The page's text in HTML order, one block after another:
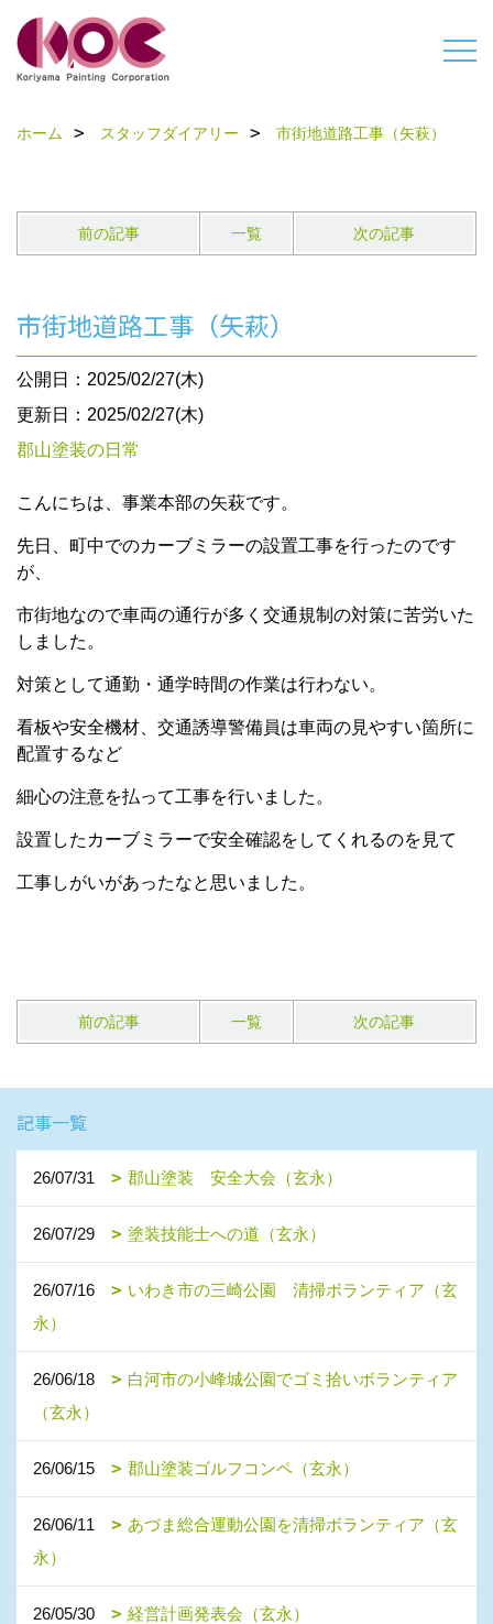
ホーム スタッフダイアリー 市街地道路工事（矢萩）
前の記事 一覧 次の記事
市街地道路工事（矢萩）
公開日：2025/02/27(木)
更新日：2025/02/27(木)
郡山塗装の日常
こんにちは、事業本部の矢萩です。
先日、町中でのカーブミラーの設置工事を行ったのです
が、
市街地なので車両の通行が多く交通規制の対策に苦労いた
しました。
対策として通勤・通学時間の作業は行わない。
看板や安全機材、交通誘導警備員は車両の見やすい箇所に
配置するなど
細心の注意を払って工事を行いました。
設置したカーブミラーで安全確認をしてくれるのを見て
工事しがいがあったなと思いました。
前の記事 一覧 次の記事
記事一覧
26/07/31 郡山塗装 安全大会（玄永）
26/07/29 塗装技能士への道（玄永）
26/07/16
いわき市の三崎公園 清掃ボランティア（玄
永）
26/06/18
白河市の小峰城公園でゴミ拾いボランティア
（玄永）
26/06/15 郡山塗装ゴルフコンペ（玄永）
26/06/11
あづま総合運動公園を清掃ボランティア（玄
永）
26/05/30 経営計画発表会（玄永）